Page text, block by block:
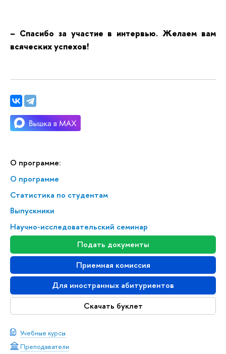
О программе:
О программе
Статистика по студентам
Выпускники
Научно-исследовательский семинар
Подать документы
Приемная комиссия
Для иностранных абитуриентов
Скачать буклет
Учебные курсы
Преподаватели
– Спасибо за участие в интервью. Желаем вам
всяческих успехов!